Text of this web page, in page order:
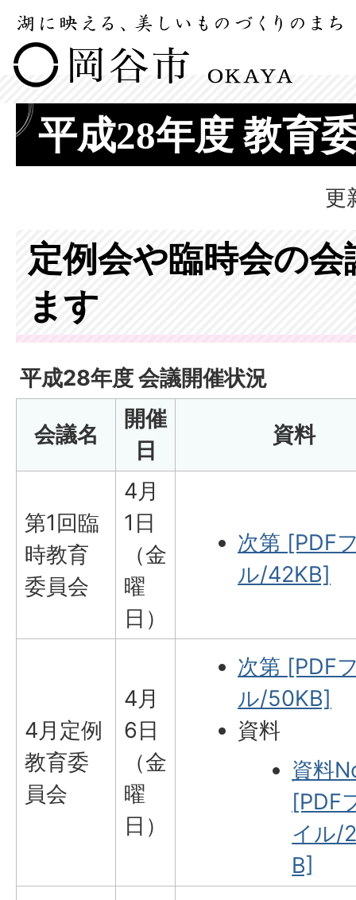
平成28年度 教育
更
定例会や臨時会の
ます
平成28年度 会議開催状況
会議名
開催
日
資料
第1回臨
時教育
委員会
4月
1日
（金
曜
日）
次第 [PDF
ル/42KB]
4月定例
教育委
員会
4月
6日
（金
曜
日）
次第 [PDF
ル/50KB]
資料
資料
[PDF
イル/
B]